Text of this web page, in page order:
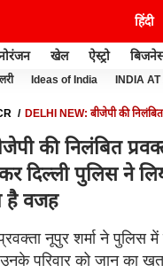
खेल ऐस्ट्रो
Ideas of India INDIA
DELHI NEW: बीजेपी की
की निलंबित
दिल्ली पुलिस ने
है वजह
नूपुर शर्मा ने पुलिस में
परिवार को जान का